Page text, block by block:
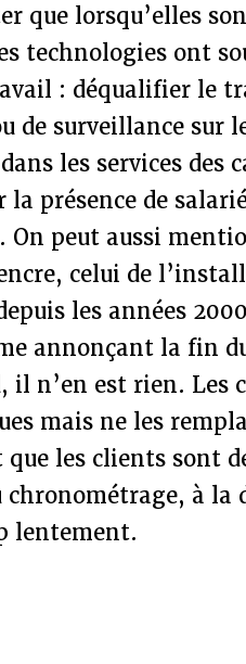
que lorsqu’elles
technologies ont
: déqualifier le
de surveillance sur
les services des
présence de
. On peut aussi
celui de
les années
annonçant la fin
n’en est rien. Les
mais ne les
les clients sont
chronométrage, à
lentement.